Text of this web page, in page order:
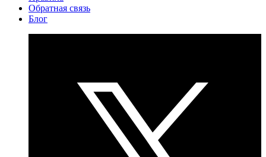
Обратная связь
Блог